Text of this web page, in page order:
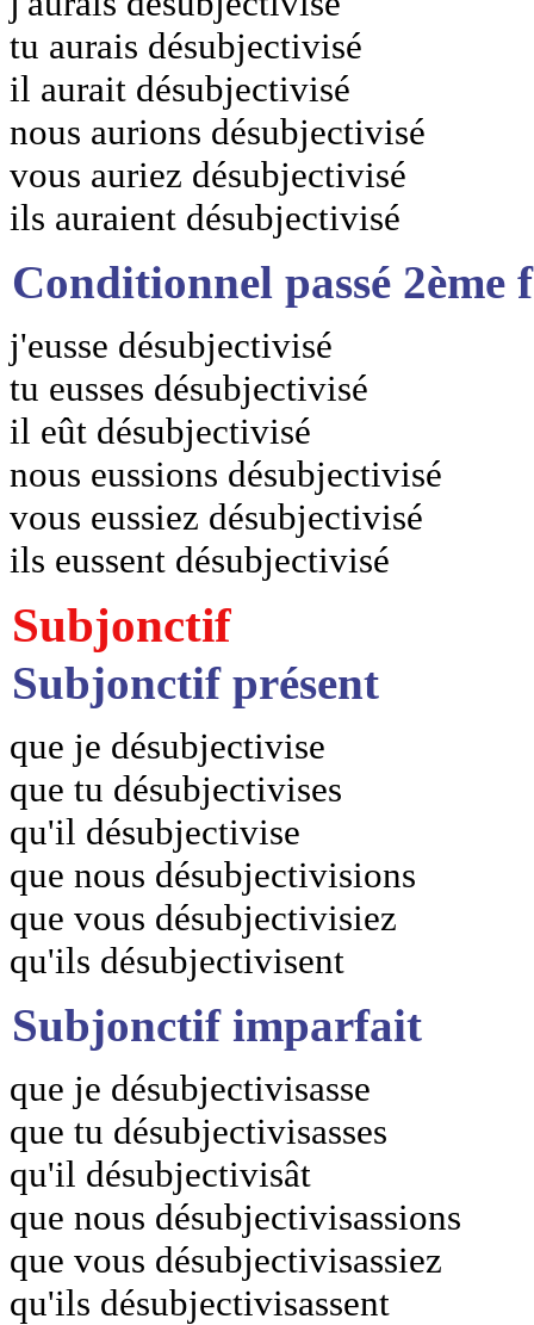
tu aurais désubjectivisé
il aurait désubjectivisé
nous aurions désubjectivisé
vous auriez désubjectivisé
ils auraient désubjectivisé
Conditionnel passé 2ème
j'eusse désubjectivisé
tu eusses désubjectivisé
il eût désubjectivisé
nous eussions désubjectivisé
vous eussiez désubjectivisé
ils eussent désubjectivisé
Subjonctif
Subjonctif présent
que je désubjectivise
que tu désubjectivises
qu'il désubjectivise
que nous désubjectivisions
que vous désubjectivisiez
qu'ils désubjectivisent
Subjonctif imparfait
que je désubjectivisasse
que tu désubjectivisasses
qu'il désubjectivisât
que nous désubjectivisassions
que vous désubjectivisassiez
qu'ils désubjectivisassent